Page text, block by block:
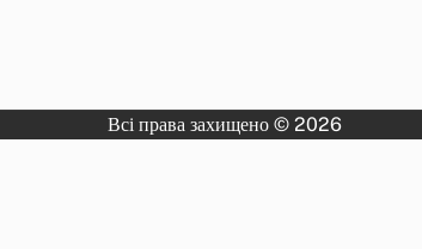
Всі права захищено © 2026